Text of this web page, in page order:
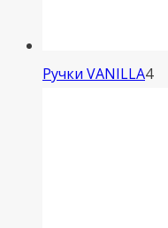
Ручки VANILLA44